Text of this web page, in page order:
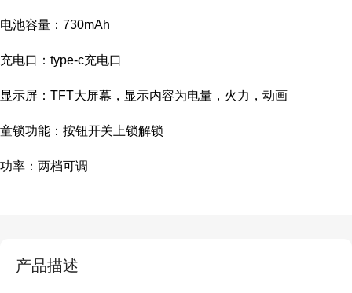
电池容量：730mAh
充电口：type-c充电口
显示屏：TFT大屏幕，显示内容为电量，火力，动画
童锁功能：按钮开关上锁解锁
功率：两档可调
产品描述